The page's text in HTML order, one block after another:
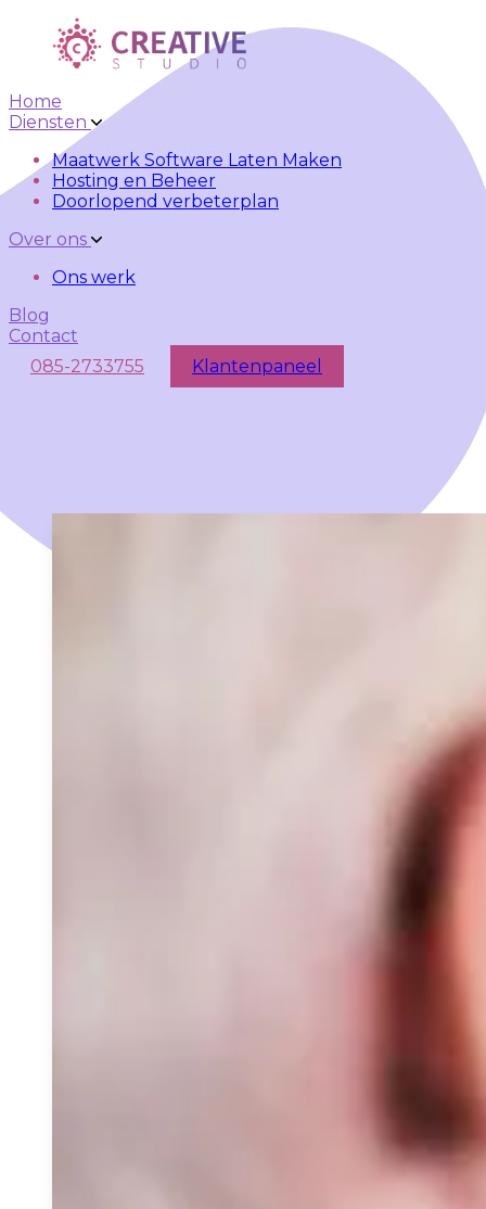
Skip to main content Skip to navigation
Home
Diensten
Maatwerk Software Laten Maken
Hosting en Beheer
Doorlopend verbeterplan
Over ons
Ons werk
Blog
Contact
085-2733755
Klantenpaneel